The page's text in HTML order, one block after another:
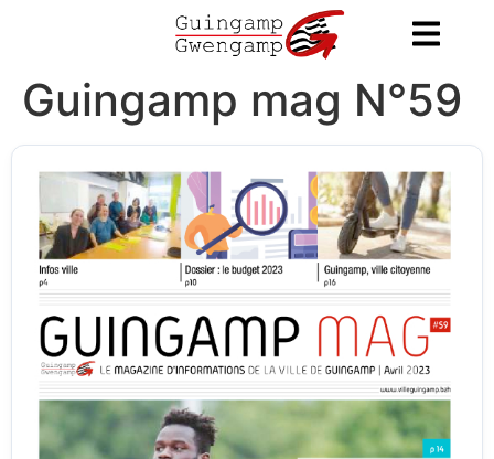
Guingamp mag N°59